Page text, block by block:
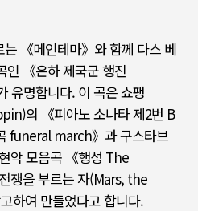
는 《메인테마》 와 함께 다스 베
인 《은하 제국군 행진
유명합니다. 이 곡은쇼팽
의 《피아노 소나타 제2번 B
funeral march》 과 구스타브
악 모음곡 《행성 The
전쟁을 부르는 자(Mars, the
하여 만들었다고 합니다.